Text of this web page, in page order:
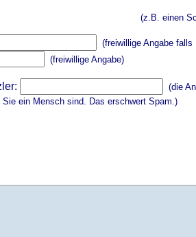
(z.B. einen
(freiwillige Angabe
(freiwillige Angabe)
(die
ein Mensch sind. Das erschwert Spam.)